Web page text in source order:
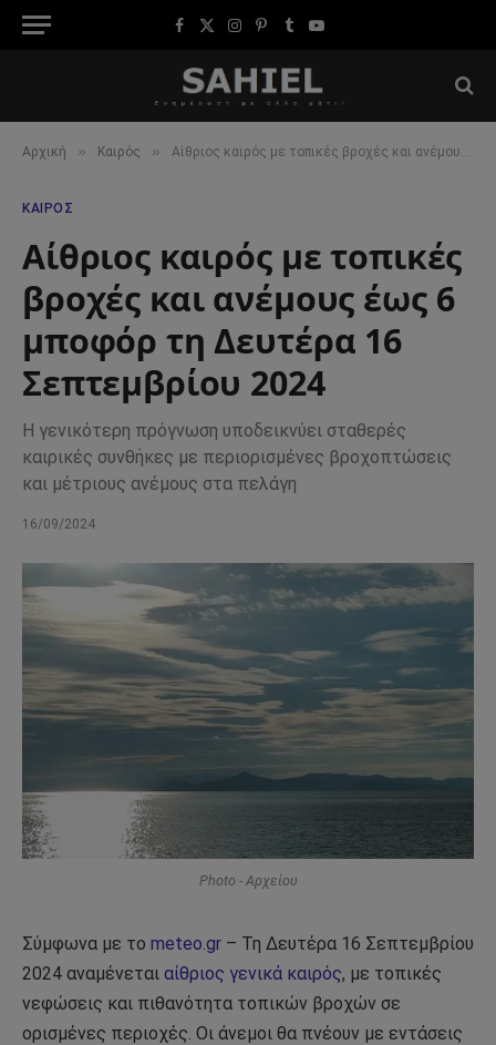
Facebook
X
Instagram
Pinterest
TumblrYouTube
Αρχική » Καιρός » Αίθριος καιρός με τοπικές βροχές και ανέμους έως 6 μποφόρ τη Δευτέρα 16 Σεπτεμβρίου 2024
ΚΑΙΡΌΣ
Αίθριος καιρός με τοπικές
βροχές και ανέμους έως 6
μποφόρ τη Δευτέρα 16
Σεπτεμβρίου 2024
Η γενικότερη πρόγνωση υποδεικνύει σταθερές
καιρικές συνθήκες με περιορισμένες βροχοπτώσεις
και μέτριους ανέμους στα πελάγη
16/09/2024
Photo - Αρχείου
Σύμφωνα με το meteo.gr – Τη Δευτέρα 16 Σεπτεμβρίου
2024 αναμένεται αίθριος γενικά καιρός, με τοπικές
νεφώσεις και πιθανότητα τοπικών βροχών σε
ορισμένες περιοχές. Οι άνεμοι θα πνέουν με εντάσεις